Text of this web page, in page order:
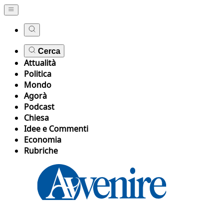
Cerca
Attualità
Politica
Mondo
Agorà
Podcast
Chiesa
Idee e Commenti
Economia
Rubriche